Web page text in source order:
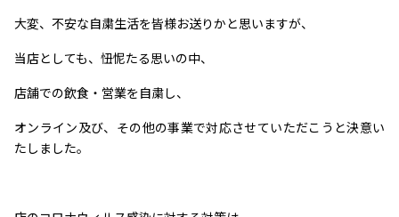
大変、不安な自粛生活を皆様お送りかと思いますが、
当店としても、忸怩たる思いの中、
店舗での飲食・営業を自粛し、
オンライン及び、その他の事業で対応させていただこうと決意い
たしました。